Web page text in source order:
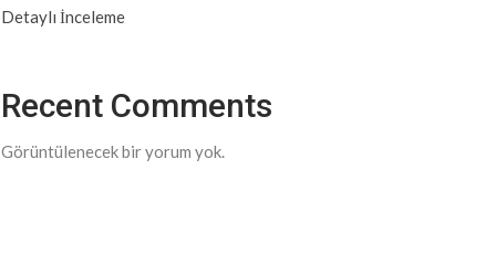
Detaylı İnceleme
Recent Comments
Görüntülenecek bir yorum yok.